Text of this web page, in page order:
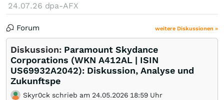
24.07.26 dpa-AFX
Forum weitere Diskussionen »
Diskussion: Paramount Skydance
Corporations (WKN A412AL | ISIN
US69932A2042): Diskussion, Analyse und
Zukunftspe
Skyr0ck schrieb am 24.05.2026 18:59 Uhr